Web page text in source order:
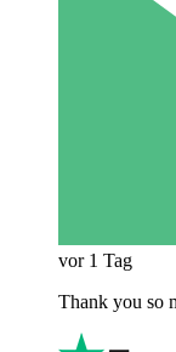
vor 1 Tag
Thank you so